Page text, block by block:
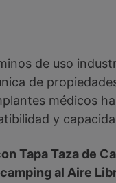
de uso
de
médicos
y
Tapa Taza de
al Aire